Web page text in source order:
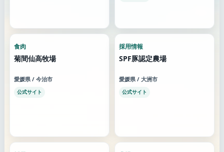
食肉
菊間仙高牧場
愛媛県 / 今治市
公式サイト
採用情報
SPF豚認定農場
愛媛県 / 大洲市
公式サイト